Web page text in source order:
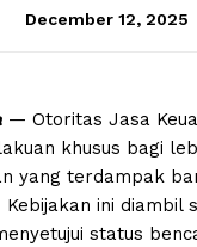
December 12, 2025
— Otoritas Jasa
khusus bagi
yang terdampak
Kebijakan ini diambil
status